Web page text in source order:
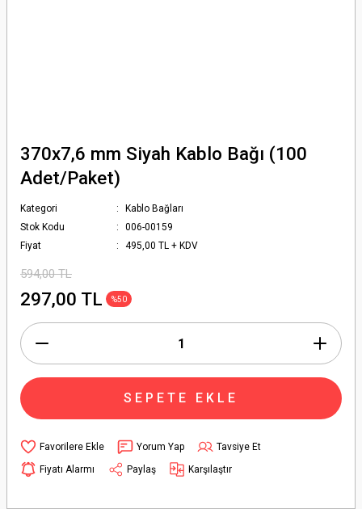
370x7,6 mm Siyah Kablo Bağı (100
Adet/Paket)
Kategori
Kablo Bağları
Stok Kodu
006-00159
Fiyat
495,00 TL + KDV
594,00 TL
297,00 TL %50
SEPETE EKLE
Yorum Yap
Tavsiye Et
Fiyatı Alarmı
Paylaş Karşılaştır